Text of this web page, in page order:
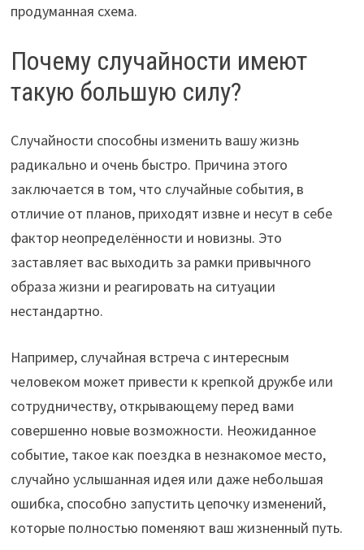
продуманная схема.
Почему случайности имеют
такую большую силу?
Случайности способны изменить вашу жизнь
радикально и очень быстро. Причина этого
заключается в том, что случайные события, в
отличие от планов, приходят извне и несут в себе
фактор неопределённости и новизны. Это
заставляет вас выходить за рамки привычного
образа жизни и реагировать на ситуации
нестандартно.
Например, случайная встреча с интересным
человеком может привести к крепкой дружбе или
сотрудничеству, открывающему перед вами
совершенно новые возможности. Неожиданное
событие, такое как поездка в незнакомое место,
случайно услышанная идея или даже небольшая
ошибка, способно запустить цепочку изменений,
которые полностью поменяют ваш жизненный путь.